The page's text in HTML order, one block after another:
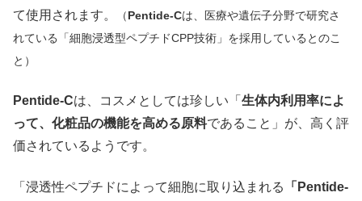
て使用されます。
（Pentide-Cは、医療や遺伝子分野で研究さ
れている「細胞浸透型ペプチドCPP技術」を採用しているとのこ
と）
Pentide-Cは、コスメとしては珍しい「 生体内利用率によ
って、化粧品の機能を高める原料であること」が、高く評
価されているようです。
「浸透性ペプチドによって細胞に取り込まれる
「Pentide-